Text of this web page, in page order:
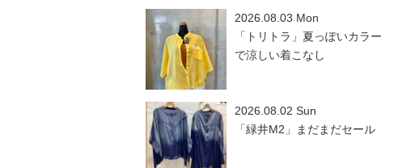
2026.08.03 Mon
「トリトラ」夏っぽいカラー
で涼しい着こなし
2026.08.02 Sun
「緑井M2」まだまだセール